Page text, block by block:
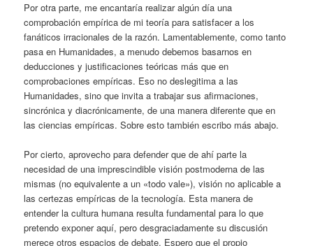
Por otra parte, me encantaría realizar algún día una
comprobación empírica de mi teoría para satisfacer a los
fanáticos irracionales de la razón. Lamentablemente, como tanto
pasa en Humanidades, a menudo debemos basarnos en
deducciones y justificaciones teóricas más que en
comprobaciones empíricas. Eso no deslegitima a las
Humanidades, sino que invita a trabajar sus afirmaciones,
sincrónica y diacrónicamente, de una manera diferente que en
las ciencias empíricas. Sobre esto también escribo más abajo.
Por cierto, aprovecho para defender que de ahí parte la
necesidad de una imprescindible visión postmoderna de las
mismas (no equivalente a un «todo vale»), visión no aplicable a
las certezas empíricas de la tecnología. Esta manera de
entender la cultura humana resulta fundamental para lo que
pretendo exponer aquí, pero desgraciadamente su discusión
merece otros espacios de debate. Espero que el propio